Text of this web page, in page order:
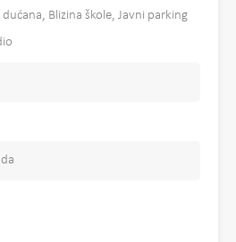
dućana, Blizina škole, Javni parking